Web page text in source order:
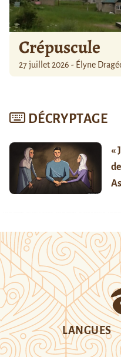
Crépuscule
27 juillet 2026 - Élyne
DÉCRYPTAGE
«
LANGUES